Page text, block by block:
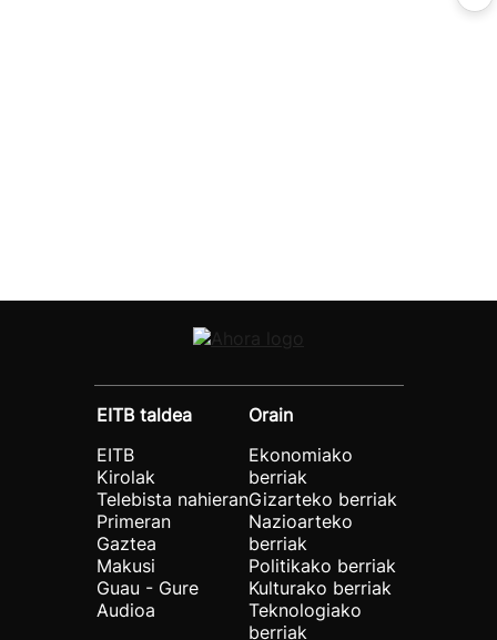
EITB taldea
EITB
Kirolak
Telebista nahieran
Primeran
Gaztea
Makusi
Guau - Gure
Audioa
Orain
Ekonomiako
berriak
Gizarteko berriak
Nazioarteko
berriak
Politikako berriak
Kulturako berriak
Teknologiako
berriak